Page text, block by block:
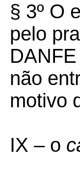
§ 3º O
pelo
não
motivo
IX – o